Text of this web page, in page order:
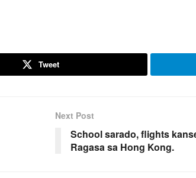
Tweet
Next Post
School sarado, flights
Ragasa sa Hong Kong.